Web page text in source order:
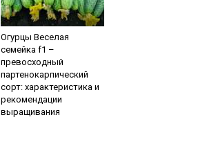
Огурцы Веселая
семейка f1 –
превосходный
партенокарпический
сорт: характеристика и
рекомендации
выращивания